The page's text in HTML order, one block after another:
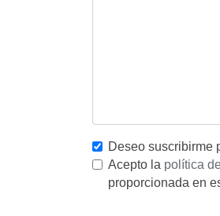
Deseo suscribirme
Acepto la política
proporcionada en